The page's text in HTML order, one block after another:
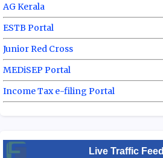
AG Kerala
ESTB Portal
Junior Red Cross
MEDiSEP Portal
Income Tax e-filing Portal
Live Traffic Feed